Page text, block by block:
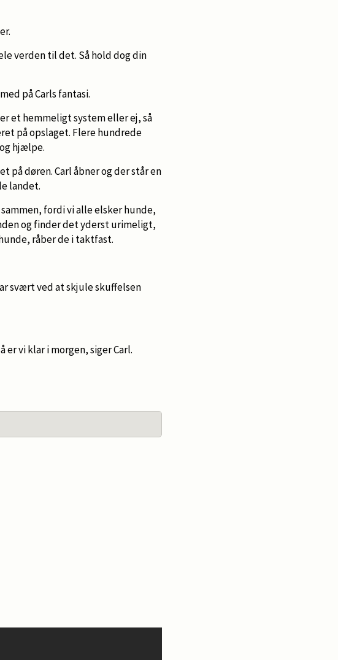
verden til det. Så hold dog din
på Carls fantasi.
et hemmeligt system eller ej, så
på opslaget. Flere hundrede
hjælpe.
på døren. Carl åbner og der står en
landet.
fordi vi alle elsker hunde,
og finder det yderst urimeligt,
råber de i taktfast.
svært ved at skjule skuffelsen
er vi klar i morgen, siger Carl.